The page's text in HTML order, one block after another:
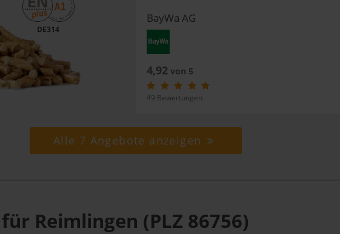
DE314
BayWa AG
4,92von 5
49 Bewertungen
Alle 7 Angebote anzeigen
Reimlingen (PLZ 86756)